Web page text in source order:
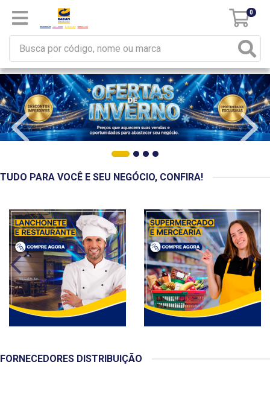
0
TUDO PARA VOCÊ E SEU NEGÓCIO, CONFIRA!
FORNECEDORES DISTRIBUIÇÃO